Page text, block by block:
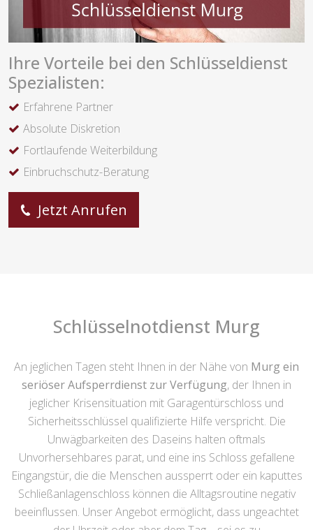
Ihre Vorteile bei den Schlüsseldienst
Spezialisten:
Erfahrene Partner
Absolute Diskretion
Fortlaufende Weiterbildung
Einbruchschutz-Beratung
Jetzt Anrufen
Schlüsselnotdienst Murg
An jeglichen Tagen steht Ihnen in der Nähe von Murg ein
seriöser Aufsperrdienst zur Verfügung, der Ihnen in
jeglicher Krisensituation mit Garagentürschloss und
Sicherheitsschlüssel qualifizierte Hilfe verspricht. Die
Unwägbarkeiten des Daseins halten oftmals
Unvorhersehbares parat, und eine ins Schloss gefallene
Eingangstür, die die Menschen aussperrt oder ein kaputtes
Schließanlagenschloss können die Alltagsroutine negativ
beeinflussen. Unser Angebot ermöglicht, dass ungeachtet